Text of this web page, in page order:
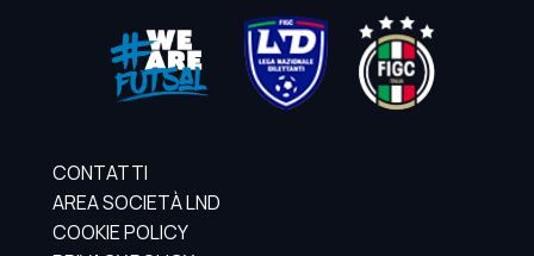
CONTATTI
AREA SOCIETÀ LND
COOKIE POLICY